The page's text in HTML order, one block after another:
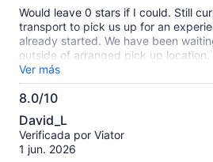
Would leave 0 stars if I could. Still
transport to pick us up for an
already started. We have been
outside of arranged pick up
provider we were told there’s traffic.
picked up for the same trip who
company, while we’re still waiting.
Ver más
8.0/10
8.0
de
10
David_L
Verificada por Viator
1 jun. 2026